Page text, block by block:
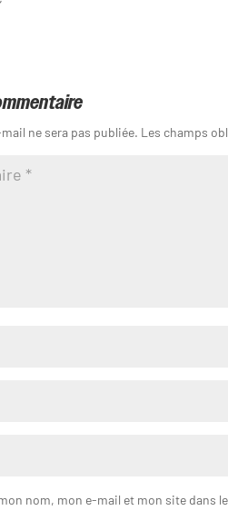
ne sera pas publiée. Les champs
nom, mon e-mail et mon site dans